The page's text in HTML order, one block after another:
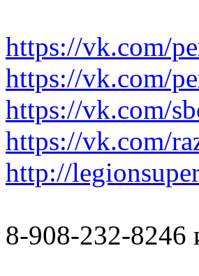
https://vk.com/
https://vk.com/
https://vk.com/
https://vk.com/
http://
8-908-232-8246